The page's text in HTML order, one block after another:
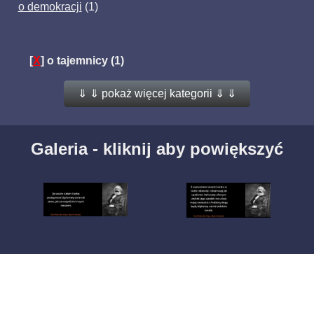
o demokracji (1)
[X] o tajemnicy(1)
⇓ ⇓ pokaż więcej kategorii ⇓ ⇓
Galeria - kliknij aby powiększyć